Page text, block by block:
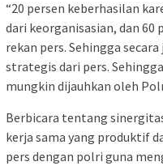
“20 persen keberhasilan
dari keorganisasian, dan 60
rekan pers. Sehingga
strategis dari pers.
mungkin dijauhkan oleh
Berbicara tentang
kerja sama yang produktif
pers dengan polri guna